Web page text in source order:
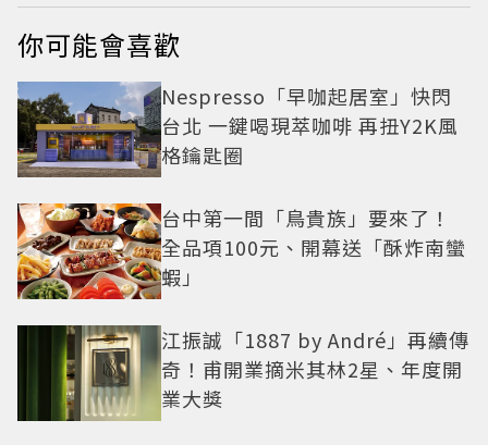
你可能會喜歡
Nespresso「早咖起居室」快閃
台北 一鍵喝現萃咖啡 再扭Y2K風
格鑰匙圈
台中第一間「鳥貴族」要來了！
全品項100元、開幕送「酥炸南蠻
蝦」
江振誠「1887 by André」再續傳
奇！甫開業摘米其林2星、年度開
業大獎